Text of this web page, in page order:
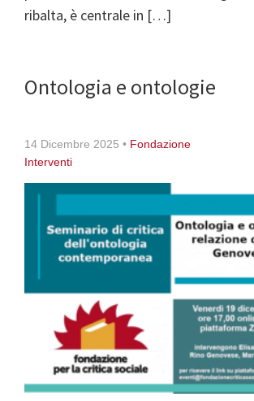
ribalta, è centrale in […]
Ontologia e ontologie
14 Dicembre 2025 • Fondazione
Interventi